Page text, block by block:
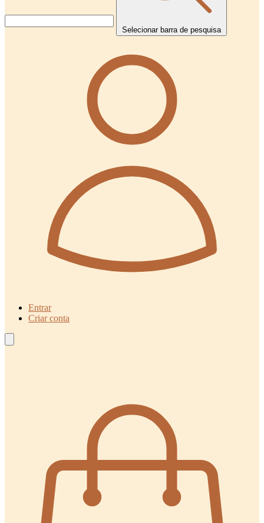
Selecionar barra de pesquisa
Entrar
Criar conta